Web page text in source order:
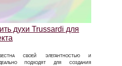
духи Trussardi для
своей элегантностью и
подходят для создания